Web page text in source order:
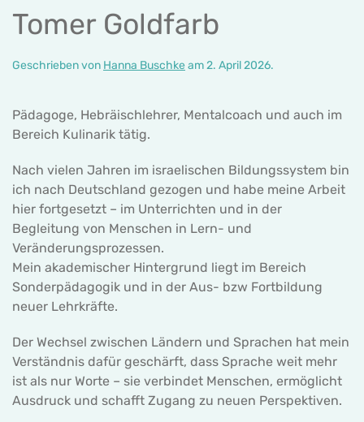
Tomer Goldfarb
Geschrieben von Hanna Buschkeam2. April 2026.
Pädagoge, Hebräischlehrer, Mentalcoach und auch im
Bereich Kulinarik tätig.
Nach vielen Jahren im israelischen Bildungssystem bin
ich nach Deutschland gezogen und habe meine Arbeit
hier fortgesetzt – im Unterrichten und in der
Begleitung von Menschen in Lern- und
Veränderungsprozessen.
Mein akademischer Hintergrund liegt im Bereich
Sonderpädagogik und in der Aus- bzw Fortbildung
neuer Lehrkräfte.
Der Wechsel zwischen Ländern und Sprachen hat mein
Verständnis dafür geschärft, dass Sprache weit mehr
ist als nur Worte – sie verbindet Menschen, ermöglicht
Ausdruck und schafft Zugang zu neuen Perspektiven.